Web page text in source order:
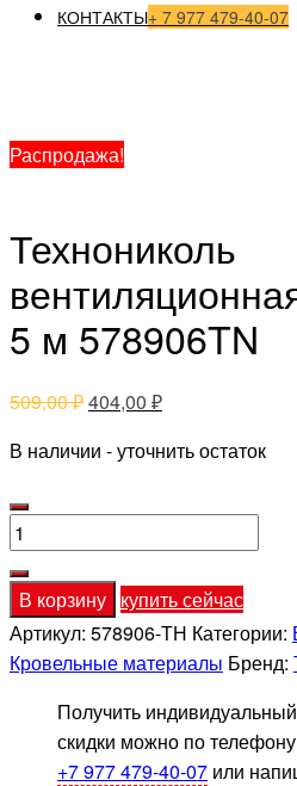
КОНТАКТЫ+ 7 977 479-40-07
Распродажа!
Технониколь
5 м 578906TN
509,00₽Первоначальная
составляла
404,00 ₽Текущая
404,00 ₽.
В наличии - уточнить остаток
Количество
товара
Технониколь
вентиляционная
лента
ПВХ
578906TN
В корзину купить сейчас
Артикул: 578906-ТН Категории:
Кровельные материалы Бренд:
Получить
скидки можно по
+7 977 479-40-07 или